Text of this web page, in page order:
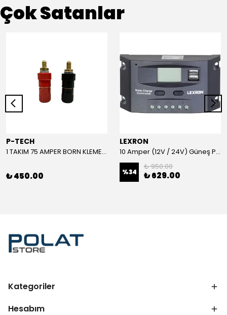
Çok Satanlar
P-TECH
1 TAKIM 75 AMPER BORN KLEMENS (KIRMIZI-SİYAH)
₺ 450.00
LEXRON
10 Amper (12V / 24V) Güneş Paneli Şarj Kontrol Cihazı
%34
₺ 950.00
₺ 629.00
Kategoriler
Hesabım